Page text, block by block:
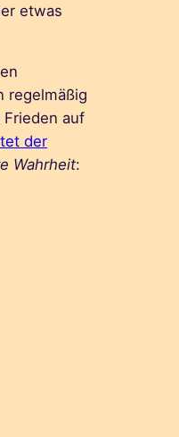
etwas
regelmäßig
auf
der
Wahrheit: